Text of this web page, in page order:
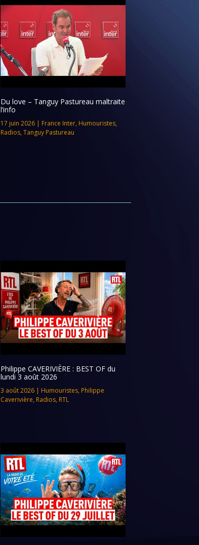
Du love – Tanguy Pastureau maltraite
l’info
17 juin 2026| France Inter, Humouristes,
Radios, Tanguy Pastureau
Philippe CAVERIVIÈRE : BEST OF du
lundi 3 août 2026
3 août 2026| Humouristes, Philippe
Caverivière, Radios, RTL